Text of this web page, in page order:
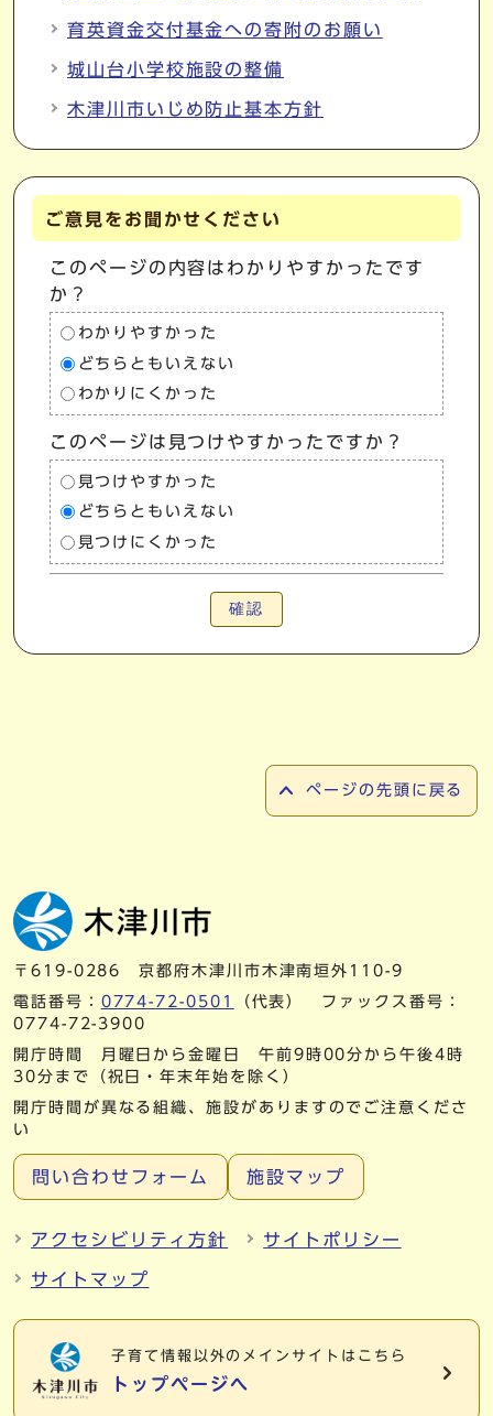
育英資金交付基金への寄附のお願い
城山台小学校施設の整備
木津川市いじめ防止基本方針
ご意見をお聞かせください
このページの内容はわかりやすかったです
か？
わかりやすかった
どちらともいえない
わかりにくかった
このページは見つけやすかったですか？
見つけやすかった
どちらともいえない
見つけにくかった
確認
ページの先頭に戻る
〒619-0286 京都府木津川市木津南垣外110-9
電話番号： 0774-72-0501
（代表） ファックス番号：
0774-72-3900
開庁時間 月曜日から金曜日 午前9時00分から午後4時
30分まで（祝日・年末年始を除く）
開庁時間が異なる組織、施設がありますのでご注意くださ
い
問い合わせフォーム 施設マップ
アクセシビリティ方針 サイトポリシー
サイトマップ
子育て情報以外の メインサイトはこちら
トップページへ